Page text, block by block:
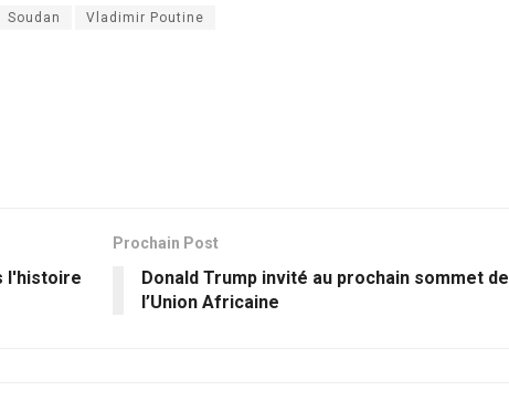
Soudan Vladimir Poutine
l'histoire
Prochain Post
Donald Trump invité au prochain sommet de
l’Union Africaine